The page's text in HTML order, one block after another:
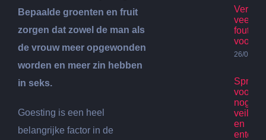
Bepaalde groenten en fruit
zorgen dat zowel de man als
de vrouw meer opgewonden
worden en meer zin hebben
in seks.
Goesting is een heel
belangrijke factor in de
fouten
26/07/
voor
nog
veilig
en